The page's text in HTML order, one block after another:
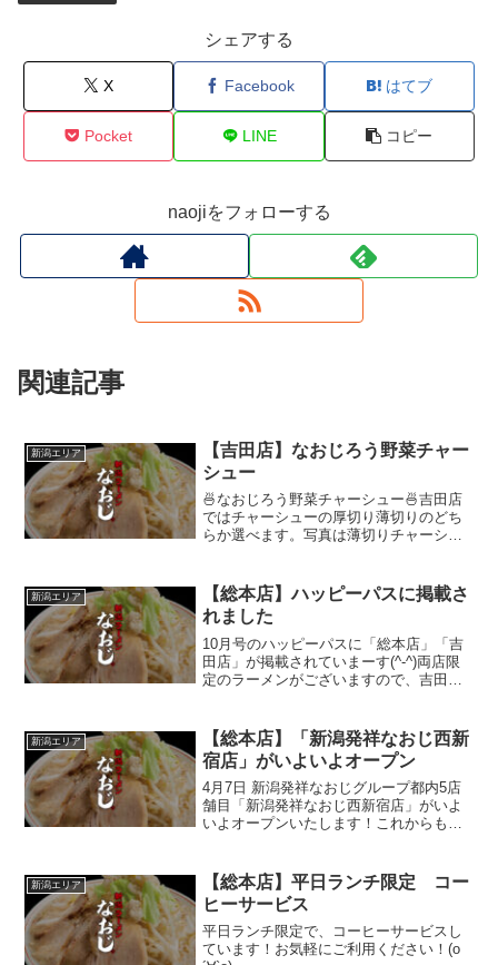
シェアする
X Facebook はてブ
Pocket LINE コピー
naojiをフォローする
関連記事
新潟エリア
【吉田店】なおじろう野菜チャー
シュー
🍜なおじろう野菜チャーシュー🍜吉田店
ではチャーシューの厚切り薄切りのどち
らか選べます。写真は薄切りチャーシュ
新潟エリア
【総本店】ハッピーパスに掲載さ
れました
10月号のハッピーパスに「総本店」「吉
田店」が掲載されていまーす(^-^)両店限
定のラーメンがございますので、吉田店
新潟エリア
【総本店】「新潟発祥なおじ西新
宿店」がいよいよオープン
4月7日 新潟発祥なおじグループ都内5店
舗目「新潟発祥なおじ西新宿店」がいよ
いよオープンいたします！これからも、
新潟エリア
【総本店】平日ランチ限定 コー
ヒーサービス
平日ランチ限定で、コーヒーサービスし
ています！お気軽にご利用ください！(о